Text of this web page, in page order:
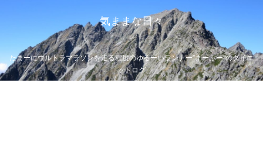
気ままな日々
たまーにウルトラマラソンを走る程度のゆるーいランナー”まーぶー”のダイエ
ットログ